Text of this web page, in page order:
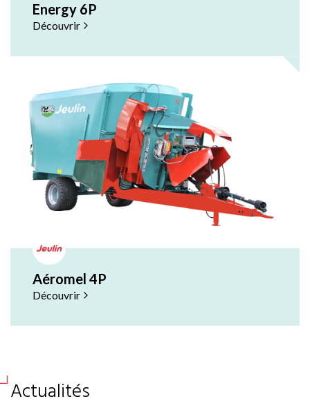
Energy 6P
Découvrir
Aéromel 4P
Découvrir
Actualités